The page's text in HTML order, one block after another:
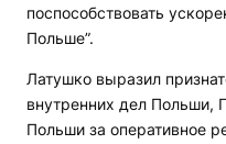
поспособствовать
Польше”.
Латушко выразил
внутренних дел Польши,
Польши за оперативное